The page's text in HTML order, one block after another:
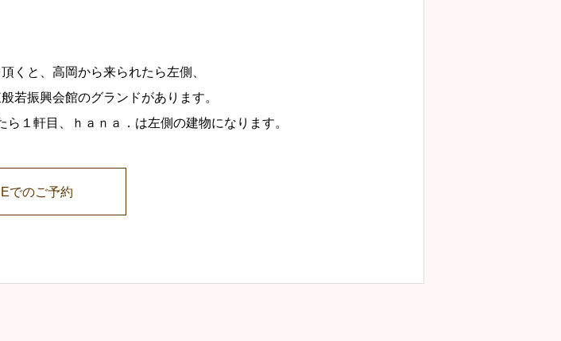
くと、高岡から来られたら左側、
若振興会館のグランドがあります。
１軒目、ｈａｎａ．は左側の建物になります。
でのご予約